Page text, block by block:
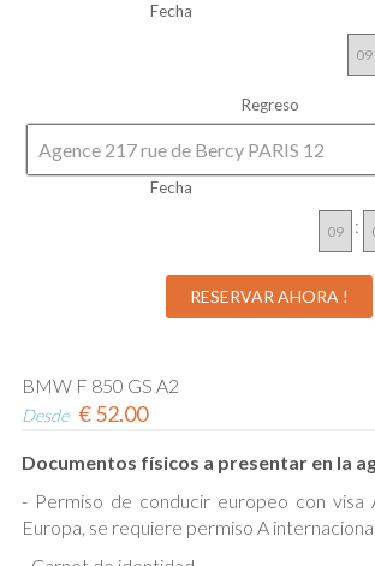
Fecha
Regreso
Fecha
:
BMW F 850 GS A2
Desde €52.00
Documentos físicos a presentar en la
- Permiso de conducir europeo con visa
Europa, se requiere permiso A